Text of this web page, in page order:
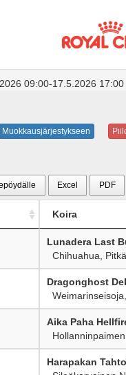
09:00-17.5.2026
Muokkausjärjestykseen
Excel PDF
Koira
Lunadera Last
Chihuahua,
Dragonghost
Aika Paha
Harapakan